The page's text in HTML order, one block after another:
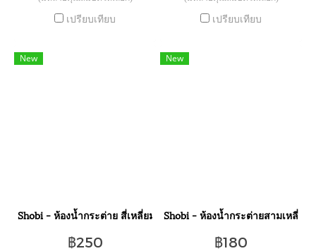
เปรียบเทียบ เปรียบเทียบ
New
Shobi - ห้องน้ำกระต่าย สี่เหลี่ยม สัตว์ขนาดเล็ก NV5200
฿250
New
Shobi - ห้องน้ำกระต่ายสามเหลี่ยม
฿180